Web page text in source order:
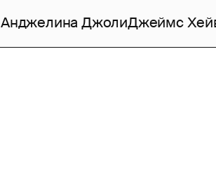
Анджелина ДжолиДжеймс